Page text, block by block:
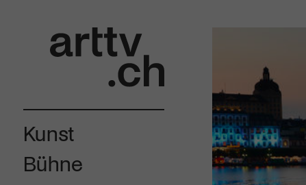
Kunst
Bühne